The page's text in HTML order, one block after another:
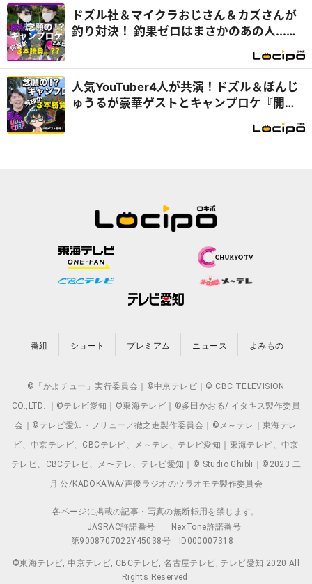
ドズル社＆マイクラおじさん＆カズさんが
釣り対決！ 釣果ゼロはまさかのあの人...
人気YouTuber4人が共演！ドズル＆ぼんじ
ゅうるが豪華ゲストとキャンプロケ『開
番組 ショート プレミアム ニュース よみもの
©「かよチュー」実行委員会｜©中京テレビ｜© CBC TELEVISION
CO.,LTD. ｜©テレビ愛知｜©東海テレビ｜©多田かおる/ イタキス製作委員
会｜©テレビ愛知・フリュー／徹之進製作委員会｜©メ～テレ｜東海テレ
ビ、中京テレビ、CBCテレビ、メ～テレ、テレビ愛知｜東海テレビ、中京
テレビ、CBCテレビ、メ〜テレ、テレビ愛知｜© Studio Ghibli｜©2023 二
月 公/KADOKAWA/声優ラジオのウラオモテ製作委員会
各ページに掲載の記事・写真の無断転用を禁じます。
JASRAC許諾番号
NexTone許諾番号
第9008707022Y45038号
ID000007318
©東海テレビ, 中京テレビ, CBCテレビ, 名古屋テレビ, テレビ愛知 2020 All
Rights Reserved.